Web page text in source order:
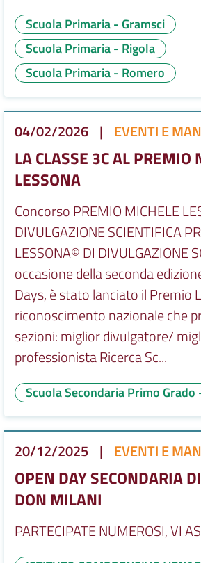
Scuola Primaria - Gramsci
Scuola Primaria - Rigola
Scuola Primaria - Romero
04/02/2026 | EVENTI E
LA CLASSE 3C AL PREMIO
LESSONA
Concorso PREMIO MICHELE
DIVULGAZIONE SCIENTIFICA
LESSONA© DI DIVULGAZIONE
occasione della seconda
Days, è stato lanciato il Premio
riconoscimento nazionale che
sezioni: miglior divulgatore/
professionista Ricerca Sc...
Scuola Secondaria Primo Grado
20/12/2025 | EVENTI E
OPEN DAY SECONDARIA
DON MILANI
PARTECIPATE NUMEROSI, VI